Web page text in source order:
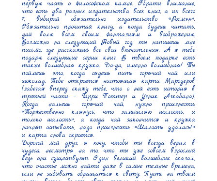
первую часть о философском камне. Обрати внимание,
что есть два разных издательства всех книг, а их всего
7, выбирай обязательно издательство «Росмэн».
Обязательно прочитай книгу, а когда будешь читать,
дай волю всем своим фантазиям и воображению.
Возможно на следующий Новый год, ты напишешь мне
письмо, где расскажешь все свои впечатления. А я тебе
подарю следующие серии книг. В твоем подарке есть
также волшебная кружка. Да-да, именно волшебная! Ты
поймешь это, когда сядешь пить горячий чай или
шоколад. Тебе откроется настоящая карта Мародеров
(забегая вперед скажу тебе, что о ней есть история в
третьей части – Гарри Поттер и Узник Азкабана).
Когда нальешь горячий чай, нужно произнести:
«Торжественно клянусь, что замышляю шалость, и
только шалость», а когда чай закончится и кружка
начнет остывать, надо произнести: «Шалость удалась!»
и карта снова скроется.
Дорогой мой друг, я хочу, чтобы ты всегда верил в
чудеса, несмотря на то, что ты уже совсем взрослый
ведь они существуют. Один великий волшебник сказал,
что счастье можно найти даже в самые темные времена,
если не забывать обращаться к свету. Пусть на твоем